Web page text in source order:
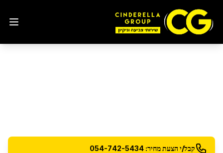
קבל/י הצעת מחיר: 054-742-5434